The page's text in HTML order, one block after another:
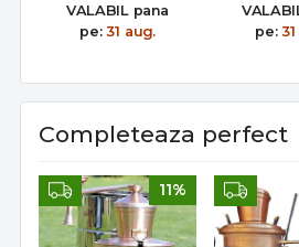
VALABIL pana
pe: 31 aug.
pe:
Completeaza perfect
11%